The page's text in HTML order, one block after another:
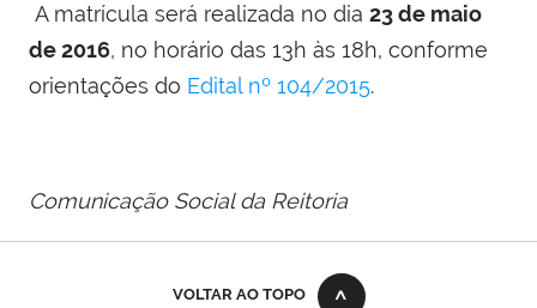
A matrícula será realizada no dia 23 de maio
de 2016, no horário das 13h às 18h, conforme
orientações do Edital nº 104/2015.
Comunicação Social da Reitoria
VOLTAR AO TOPO